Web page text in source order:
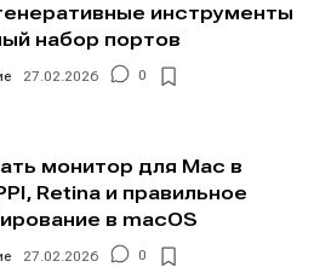
инструменты
набор портов
27.02.2026 0
монитор для Mac в
Retina и правильное
в macOS
27.02.2026 0